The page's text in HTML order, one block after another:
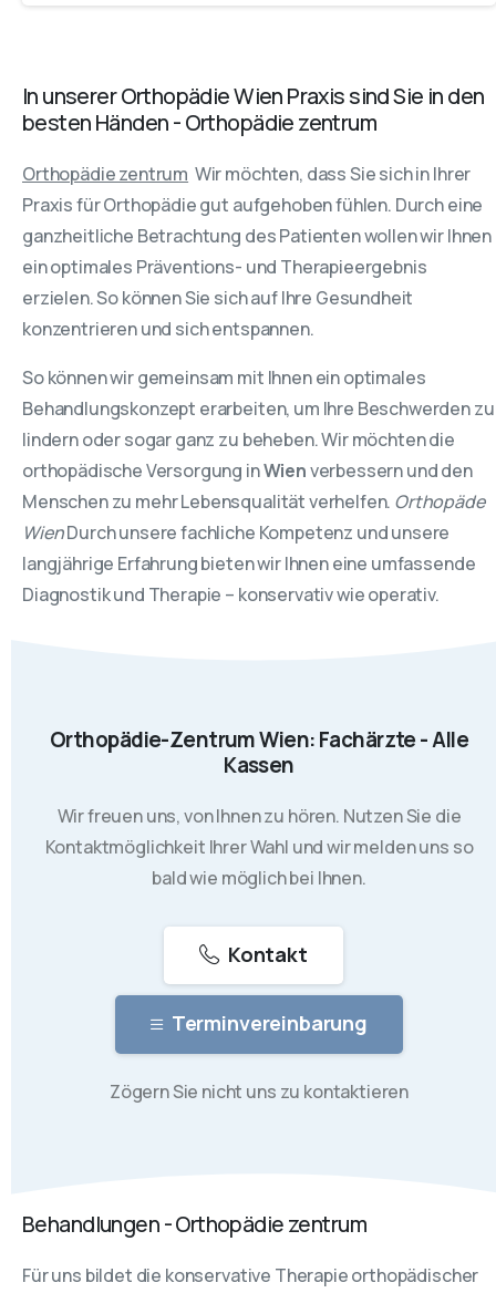
In unserer Orthopädie Wien Praxis sind Sie in den
besten Händen - Orthopädie zentrum
Orthopädie zentrum Wir möchten, dass Sie sich in Ihrer
Praxis für Orthopädie gut aufgehoben fühlen. Durch eine
ganzheitliche Betrachtung des Patienten wollen wir Ihnen
ein optimales Präventions- und Therapieergebnis
erzielen. So können Sie sich auf Ihre Gesundheit
konzentrieren und sich entspannen.
So können wir gemeinsam mit Ihnen ein optimales
Behandlungskonzept erarbeiten, um Ihre Beschwerden zu
lindern oder sogar ganz zu beheben. Wir möchten die
orthopädische Versorgung inWienverbessern und den
Menschen zu mehr Lebensqualität verhelfen. Orthopäde
WienDurch unsere fachliche Kompetenz und unsere
langjährige Erfahrung bieten wir Ihnen eine umfassende
Diagnostik und Therapie – konservativ wie operativ.
Orthopädie-Zentrum Wien: Fachärzte - Alle
Kassen
Wir freuen uns, von Ihnen zu hören. Nutzen Sie die
Kontaktmöglichkeit Ihrer Wahl und wir melden uns so
bald wie möglich bei Ihnen.
Kontakt
Terminvereinbarung
Zögern Sie nicht uns zu kontaktieren
Behandlungen - Orthopädie zentrum
Für uns bildet die konservative Therapie orthopädischer